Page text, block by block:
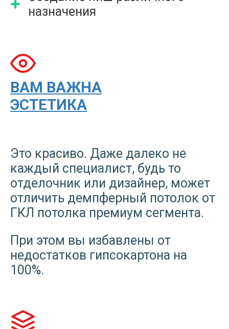
назначения
ВАМ ВАЖНА
ЭСТЕТИКА
Это красиво. Даже далеко не
каждый специалист, будь то
отделочник или дизайнер, может
отличить демпферный потолок от
ГКЛ потолка премиум сегмента.
При этом вы избавлены от
недостатков гипсокартона на
100%.